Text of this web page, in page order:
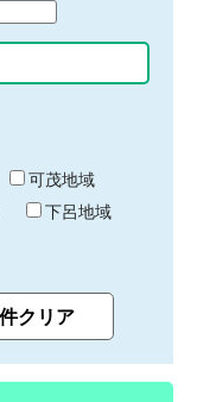
可茂地域
下呂地域